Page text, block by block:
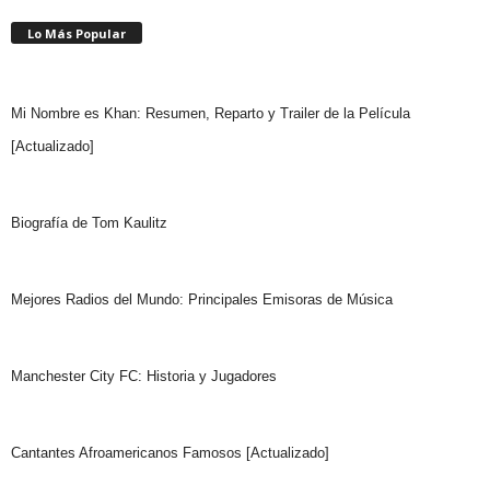
Lo Más Popular
Mi Nombre es Khan: Resumen, Reparto y Trailer de la Película
[Actualizado]
Biografía de Tom Kaulitz
Mejores Radios del Mundo: Principales Emisoras de Música
Manchester City FC: Historia y Jugadores
Cantantes Afroamericanos Famosos [Actualizado]